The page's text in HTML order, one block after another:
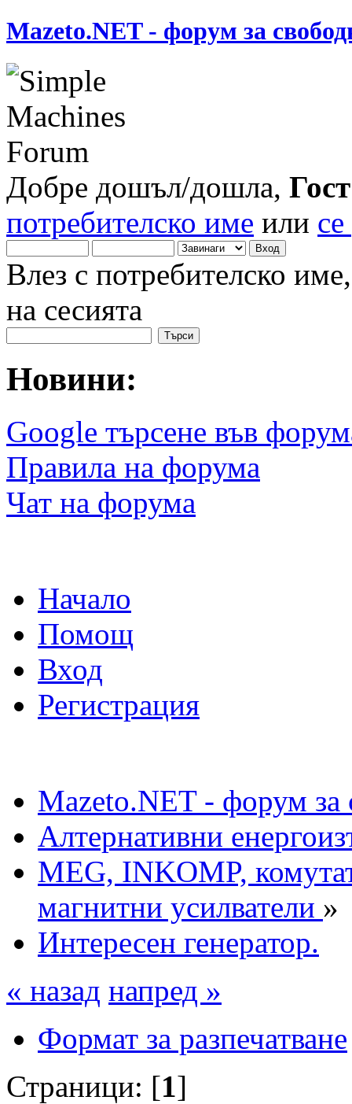
Mazeto.NET - форум за
Добре дошъл/дошла, Гост
потребителско име или
Влез с потребителско
на сесията
Новини:
Google търсене във
Правила на форума
Чат на форума
Начало
Помощ
Вход
Регистрация
Mazeto.NET - форум за
Алтернативни
MEG, INKOMP,
магнитни усилватели »
Интересен генератор.
« назад напред »
Формат за разпечатване
Страници: [1]